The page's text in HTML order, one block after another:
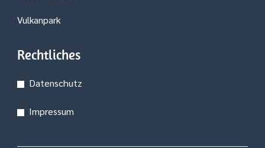
Vulkanpark
Rechtliches
Datenschutz
Impressum